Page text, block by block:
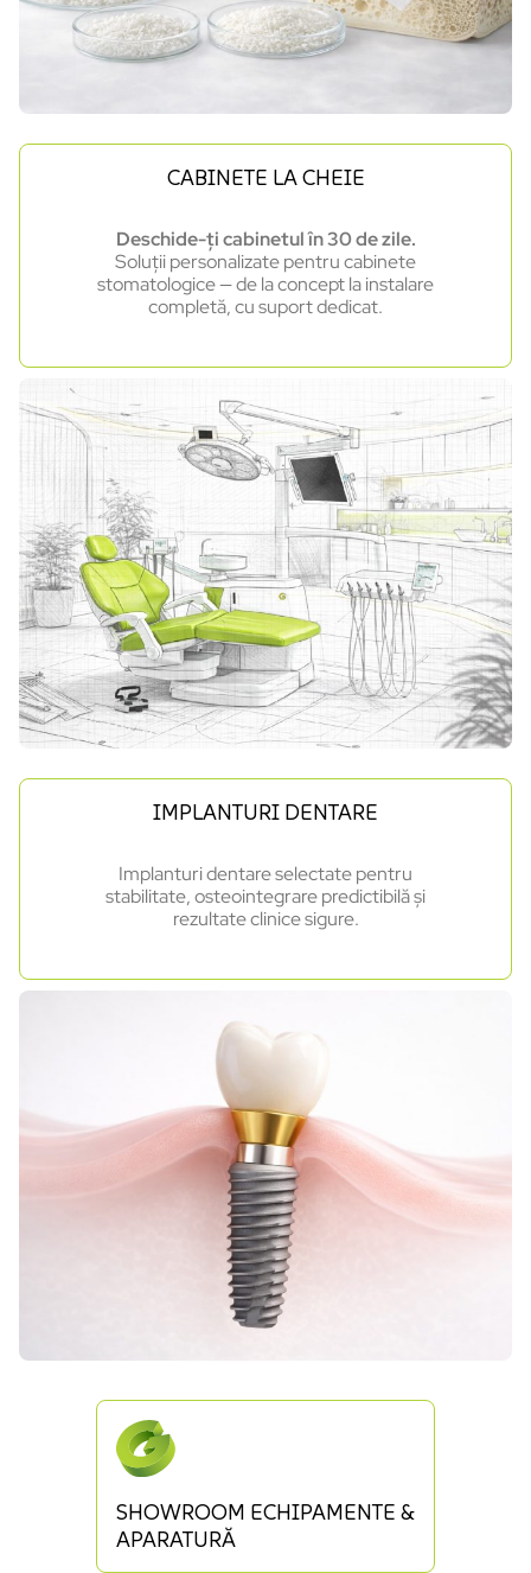
CABINETE LA CHEIE
Deschide-ți cabinetul în 30 de zile.
Soluții personalizate pentru cabinete
stomatologice — de la concept la instalare
completă, cu suport dedicat.
IMPLANTURI DENTARE
Implanturi dentare selectate pentru
stabilitate, osteointegrare predictibilă și
rezultate clinice sigure.
SHOWROOM ECHIPAMENTE &
APARATURĂ